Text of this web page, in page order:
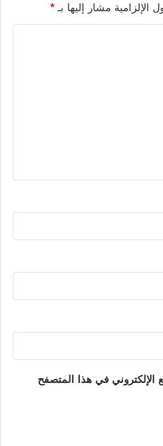
الإلزامية مشار إليها بـ *
الإلكتروني في هذا المتصفح